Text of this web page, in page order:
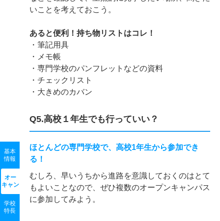
基本
情報
オー
キャン
学校
特長
いことを考えておこう。
あると便利！持ち物リストはコレ！
・筆記用具
・メモ帳
・専門学校のパンフレットなどの資料
・チェックリスト
・大きめのカバン
Q5.高校１年生でも行っていい？
ほとんどの専門学校で、高校1年生から参加でき
る！
むしろ、早いうちから進路を意識しておくのはとて
もよいことなので、ぜひ複数のオープンキャンパス
に参加してみよう。